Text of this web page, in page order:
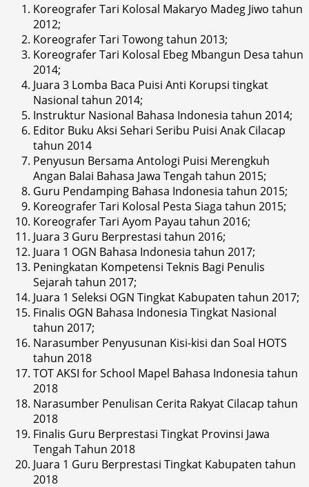
Koreografer Tari Kolosal Makaryo Madeg Jiwo tahun
2012;
Koreografer Tari Towong tahun 2013;
Koreografer Tari Kolosal Ebeg Mbangun Desa tahun
2014;
Juara 3 Lomba Baca Puisi Anti Korupsi tingkat
Nasional tahun 2014;
Instruktur Nasional Bahasa Indonesia tahun 2014;
Editor Buku Aksi Sehari Seribu Puisi Anak Cilacap
tahun 2014
Penyusun Bersama Antologi Puisi Merengkuh
Angan Balai Bahasa Jawa Tengah tahun 2015;
Guru Pendamping Bahasa Indonesia tahun 2015;
Koreografer Tari Kolosal Pesta Siaga tahun 2015;
Koreografer Tari Ayom Payau tahun 2016;
Juara 3 Guru Berprestasi tahun 2016;
Juara 1 OGN Bahasa Indonesia tahun 2017;
Peningkatan Kompetensi Teknis Bagi Penulis
Sejarah tahun 2017;
Juara 1 Seleksi OGN Tingkat Kabupaten tahun 2017;
Finalis OGN Bahasa Indonesia Tingkat Nasional
tahun 2017;
Narasumber Penyusunan Kisi-kisi dan Soal HOTS
tahun 2018
TOT AKSI for School Mapel Bahasa Indonesia tahun
2018
Narasumber Penulisan Cerita Rakyat Cilacap tahun
2018
Finalis Guru Berprestasi Tingkat Provinsi Jawa
Tengah Tahun 2018
Juara 1 Guru Berprestasi Tingkat Kabupaten tahun
2018